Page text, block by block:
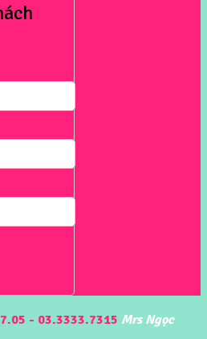
- 03.3333.7315 Mrs Ngọc